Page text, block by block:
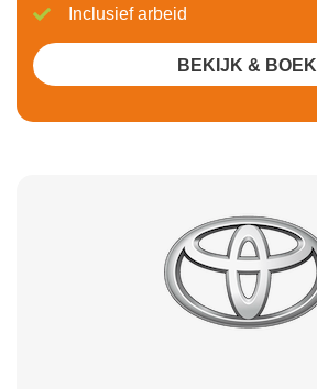
Inclusief arbeid
BEKIJK & BOEK